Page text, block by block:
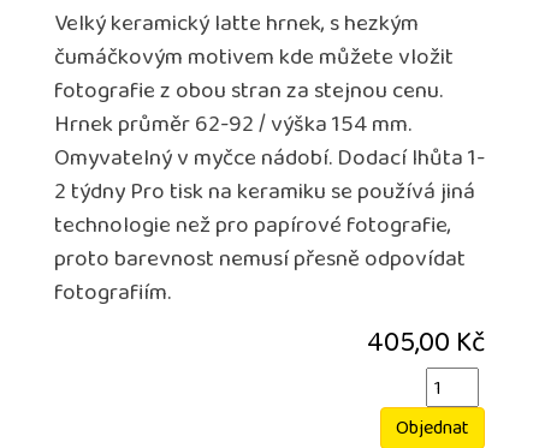
Velký keramický latte hrnek, s hezkým
čumáčkovým motivem kde můžete vložit
fotografie z obou stran za stejnou cenu.
Hrnek průměr 62-92 / výška 154 mm.
Omyvatelný v myčce nádobí. Dodací lhůta 1-
2 týdny Pro tisk na keramiku se používá jiná
technologie než pro papírové fotografie,
proto barevnost nemusí přesně odpovídat
fotografiím.
405,00 Kč
Objednat